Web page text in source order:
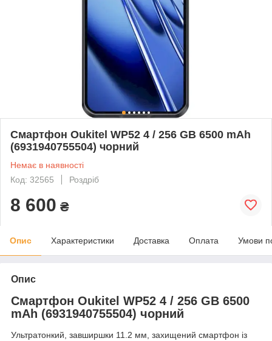
Смартфон Oukitel WP52 4 / 256 GB 6500 mAh
(6931940755504) чорний
Немає в наявності
Код: 32565
Роздріб
8 600 ₴
Опис Характеристики Доставка Оплата Умови
Опис
Смартфон Oukitel WP52 4 / 256 GB 6500
mAh (6931940755504) чорний
Ультратонкий, завширшки 11.2 мм, захищений смартфон із